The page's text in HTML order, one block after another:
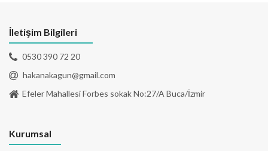
İletişim Bilgileri
0530 390 72 20
hakanakagun@gmail.com
Efeler Mahallesi Forbes sokak No:27/A Buca/İzmir
Kurumsal